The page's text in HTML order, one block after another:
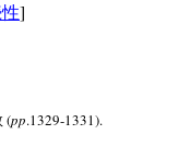
]
(pp.1329-1331).